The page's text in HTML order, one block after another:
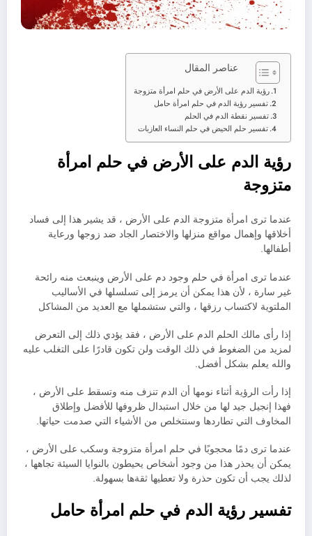
عناصر المقال
رؤية الدم على الأرض في حلم امرأة متزوجة
تفسير رؤية الدم في حلم امرأة حامل
تفسير نقطة الدم في الحلم
تفسير حلم الحيض في حلم النساء العازبات
رؤية الدم على الأرض في حلم امرأة
متزوجة
عندما ترى امرأة متزوجة الدم على الأرض ، قد يشير هذا إلى فساد
أخلاقها وإهمال مواقع منزلها والاختصار الجاد ضد زوجها ورعاية
أطفالها.
عندما ترى امرأة في حلم وجود دم على الأرض وينبعث منه رائحة
غير سارة ، لأن هذا يمكن أن يرمز إلى تسلسلها في الأساليب
الملتوية لاكتساب رزقها ، والتي ستشملها مع العديد من المشاكل
إذا رأى مالك الحلم الدم على الأرض ، فقد يؤدي ذلك إلى التعرض
لمزيد من الضغوط في ذلك الوقت ولن تكون قادرًا على التغلب عليه
والله يعلم بشكل أفضل.
إذا رأت الرؤية أثناء نومها أن الدم تنزف منه وتسقط على الأرض ،
فهذا إنجيل جيد لها من خلال استبدال ظروفها للأفضل وإطلاق
المخاوف التي تطاردها وسنتخلص من الأشياء التي صدمت حياتها.
عندما ترى دمًا محجوبًا في حلم امرأة متزوجة وسكب على الأرض ،
يمكن أن يحذر هذا من وجود أشخاص يحيطون بالنوايا السيئة تجاهها ،
لذلك يجب أن تكون حذرة ولا تعطيها ثقةها بسهولة.
تفسير رؤية الدم في حلم امرأة حامل